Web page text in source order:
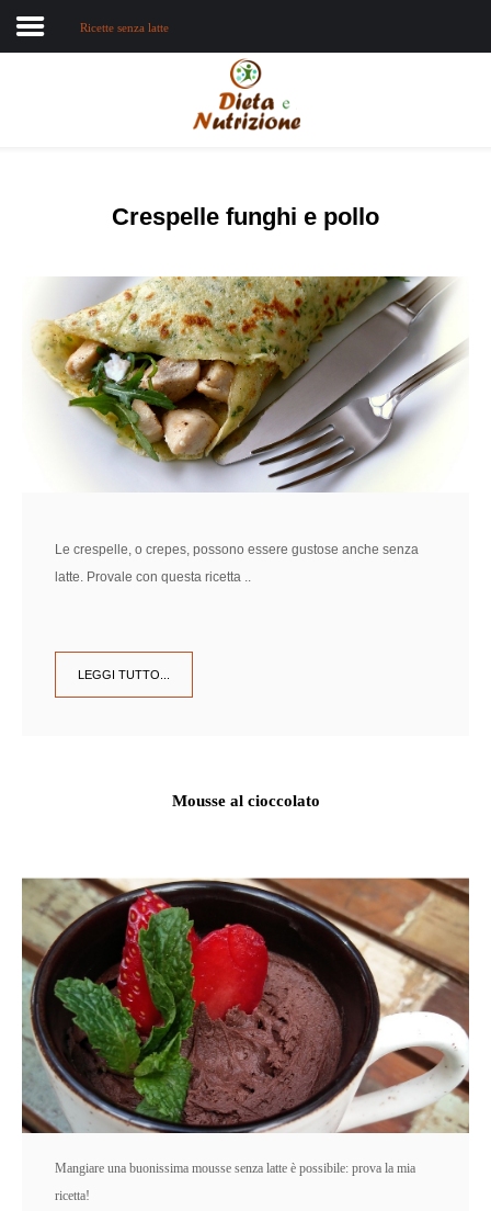
Dieta e nutrizione
Terapie Naturali
Ricette senza latte
Crespelle funghi e pollo
Le crespelle, o crepes, possono essere gustose anche senza
latte. Provale con questa ricetta ..
LEGGI TUTTO...
Mousse al cioccolato
Mangiare una buonissima mousse senza latte è possibile: prova la mia
ricetta!